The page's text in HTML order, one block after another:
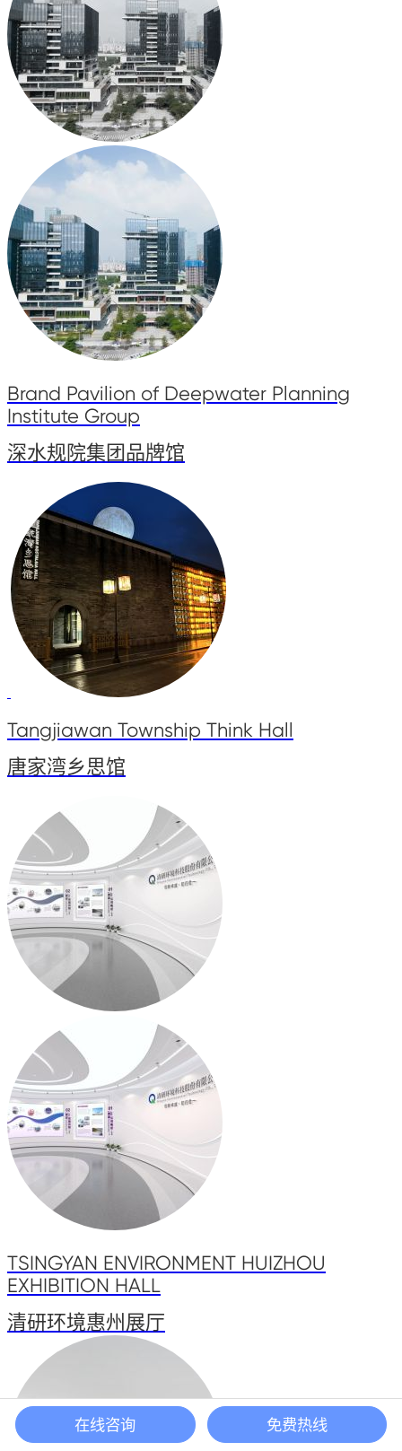
Brand Pavilion of Deepwater Planning
Institute Group
深水规院集团品牌馆
Tangjiawan Township Think Hall
唐家湾乡思馆
TSINGYAN ENVIRONMENT HUIZHOU
EXHIBITION HALL
清研环境惠州展厅
在线咨询 免费热线